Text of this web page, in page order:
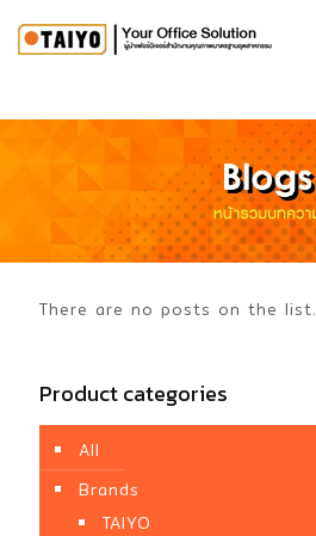
There are no posts on the list.
Product categories
All
Brands
TAIYO